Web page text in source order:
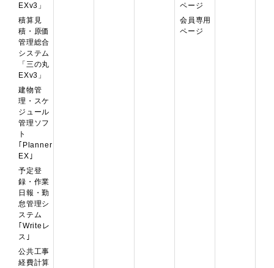
EXv3」
積算見
積・原価
管理総合
システム
「三の丸
EXv3」
建物管
理・スケ
ジュール
管理ソフ
ト
｢Planner
EX｣
予定登
録・作業
日報・勤
怠管理シ
ステム
｢Writeレ
ス｣
公共工事
経費計算
ページ
会員専用
ページ